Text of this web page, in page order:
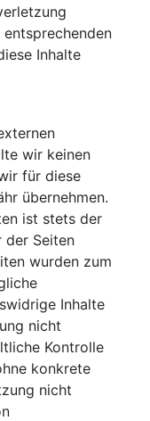
Inhalte
wir keinen
für diese
übernehmen.
ist stets der
der Seiten
wurden zum
Inhalte
nicht
Kontrolle
konkrete
nicht